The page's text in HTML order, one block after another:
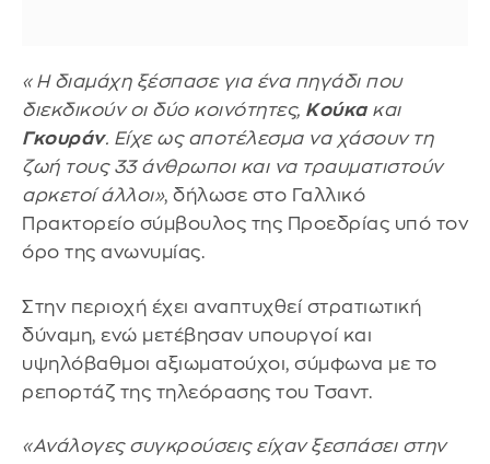
«Η διαμάχη ξέσπασε για ένα πηγάδι που
διεκδικούν οι δύο κοινότητες, Κούκακαι
Γκουράν. Είχε ως αποτέλεσμα να χάσουν τη
ζωή τους 33 άνθρωποι και να τραυματιστούν
αρκετοί άλλοι», δήλωσε στο Γαλλικό
Πρακτορείο σύμβουλος της Προεδρίας υπό τον
όρο της ανωνυμίας.
Στην περιοχή έχει αναπτυχθεί στρατιωτική
δύναμη, ενώ μετέβησαν υπουργοί και
υψηλόβαθμοι αξιωματούχοι, σύμφωνα με το
ρεπορτάζ της τηλεόρασης του Τσαντ.
«Ανάλογες συγκρούσεις είχαν ξεσπάσει στην